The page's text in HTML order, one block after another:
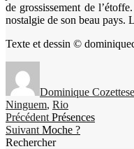
de grossissement de
nostalgie de son beau pays.
Texte et dessin ©
Dominique Cozette
Ninguem, Rio
Navigation
de
Précédent Publication
précédente :
Présences
Suivant Publication
suivante :
Moche ?
Rechercher